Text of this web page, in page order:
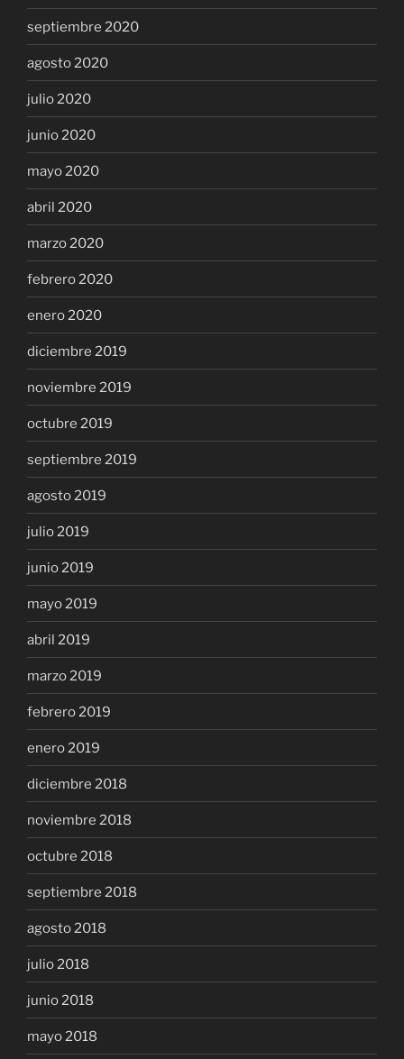
septiembre 2020
agosto 2020
julio 2020
junio 2020
mayo 2020
abril 2020
marzo 2020
febrero 2020
enero 2020
diciembre 2019
noviembre 2019
octubre 2019
septiembre 2019
agosto 2019
julio 2019
junio 2019
mayo 2019
abril 2019
marzo 2019
febrero 2019
enero 2019
diciembre 2018
noviembre 2018
octubre 2018
septiembre 2018
agosto 2018
julio 2018
junio 2018
mayo 2018